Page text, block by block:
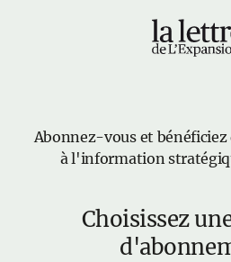
Abonnez-vous et
à l'information
Choisissez